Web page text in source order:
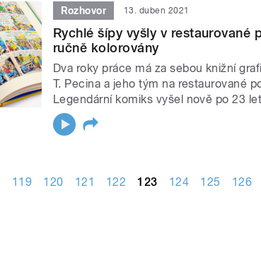
Rozhovor 13. duben 2021
Rychlé šípy vyšly v restaurované
ručně kolorovány
Dva roky práce má za sebou knižní
T. Pecina a jeho tým na restaurované
Legendární komiks vyšel nově po 23
119 120 121 122 123 124 125 126